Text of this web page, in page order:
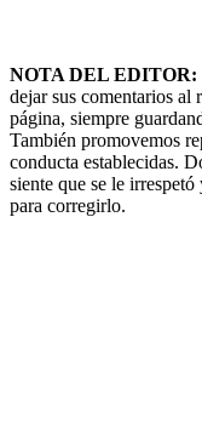
NOTA DEL EDITOR:
dejar sus comentarios al
página, siempre
También promovemos
conducta establecidas.
siente que se le
para corregirlo.